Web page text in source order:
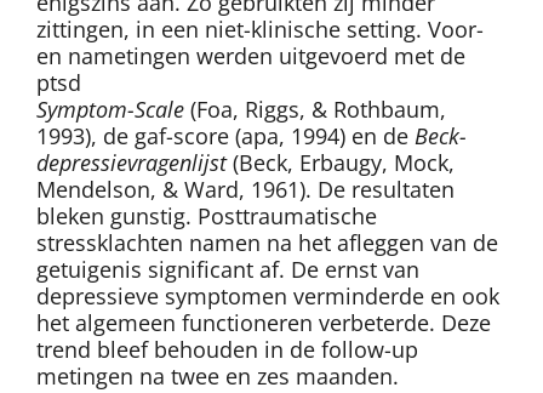
zittingen, in een niet-klinische setting. Voor-
en nametingen werden uitgevoerd met de
ptsd
Symptom-Scale (Foa, Riggs, & Rothbaum,
1993), de gaf-score (apa, 1994) en de Beck-
depressievragenlijst(Beck, Erbaugy, Mock,
Mendelson, & Ward, 1961). De resultaten
bleken gunstig. Posttraumatische
stressklachten namen na het afleggen van de
getuigenis significant af. De ernst van
depressieve symptomen verminderde en ook
het algemeen functioneren verbeterde. Deze
trend bleef behouden in de follow-up
metingen na twee en zes maanden.